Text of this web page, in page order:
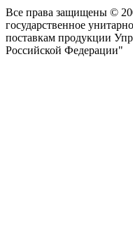
Все права защищены ©
государственное
поставкам продукции
Российской Федерации"